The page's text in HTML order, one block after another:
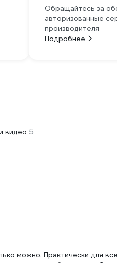
Обращайтесь за
авторизованные
производителя
Подробнее
видео 5
можно. Практически для